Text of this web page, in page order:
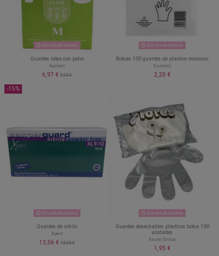
Sin stock online
Guantes látex con polvo
Aachen
6,97 € 9,95 €
Sin stock online
Bolsas 100 guantes de plastico monouso
Eurostil
2,20 €
-15%
Sin stock online
Guantes de nitrilo
Xpert
13,56 € 15,95 €
Sin stock online
Guantes desechables plásticos bolsa 100
unidades
Asuer Group
1,95 €